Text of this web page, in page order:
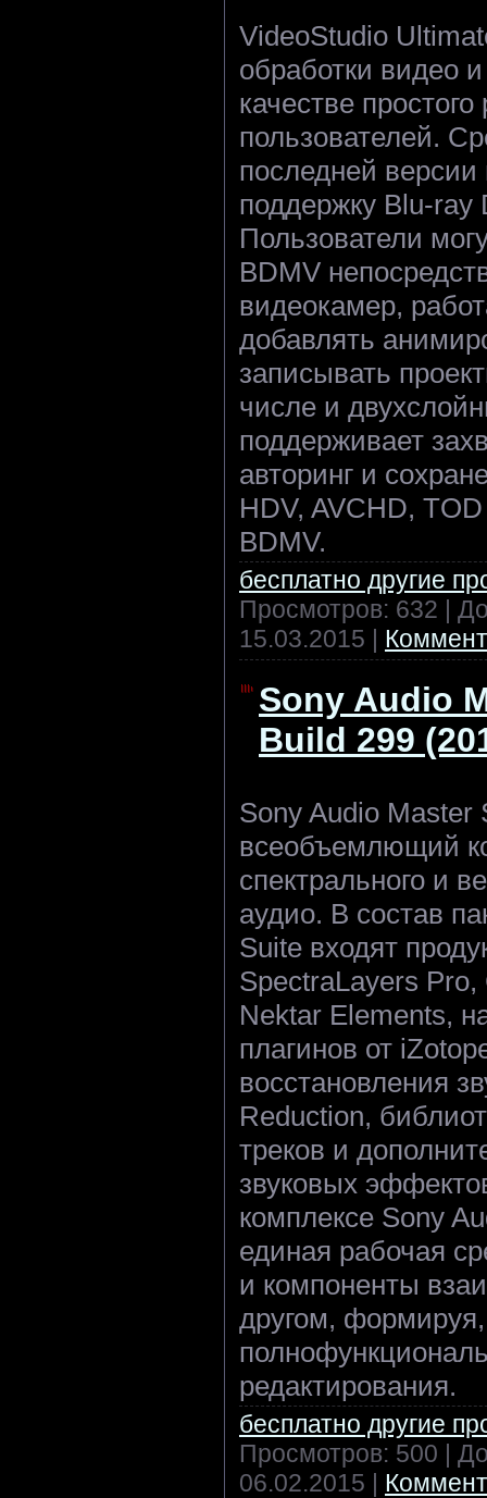
VideoStudio
обработки видео
качестве
пользователей.
последней
поддержку Blu-ray
Пользователи
BDMV
видеокамер,
добавлять
записывать
числе и
поддерживает
авторинг и
HDV, AVCHD,
BDMV.
бесплатно другие
Просмотров: 632 |
15.03.2015 |
Sony Audio
Build 299
Sony Audio Master
всеобъемлющий
спектрального и
аудио. В состав
Suite входят
SpectraLayers
Nektar Elements,
плагинов от
восстановления
Reduction,
треков и
звуковых
комплексе Sony
единая рабочая
и компоненты
другом,
редактирования.
бесплатно другие
Просмотров: 500 |
06.02.2015 |